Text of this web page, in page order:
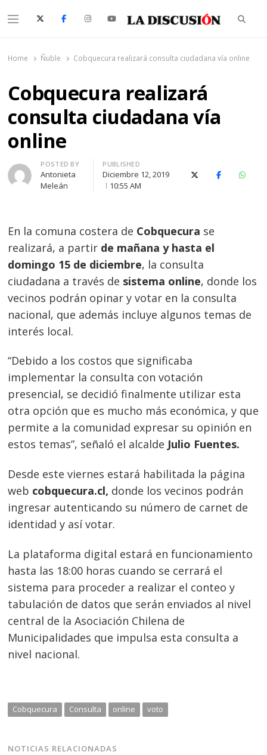
Menu
Home Ñuble Cobquecura realizará consulta ciudadana vía online
Cobquecura realizará
consulta ciudadana vía
online
Author
POSTED BY
Antonieta
Meleán
PUBLISHED
Diciembre 12, 2019
10:55 AM
X (Twitter)Facebook
En la comuna costera de Cobquecura se
realizará, a partir de mañana y hasta el
domingo 15 de diciembre, la consulta
ciudadana a través de sistema online, donde los
vecinos podrán opinar y votar en la consulta
nacional, que además incluye algunos temas de
interés local.
“Debido a los costos que significaba
implementar la consulta con votación
presencial, se decidió finalmente utilizar esta
otra opción que es mucho más económica, y que
permite a la comunidad expresar su opinión en
estos temas”, señaló el alcalde Julio Fuentes.
Desde este viernes estará habilitada la página
web cobquecura.cl, donde los vecinos podrán
ingresar autenticando su número de carnet de
identidad y así votar.
La plataforma digital estará en funcionamiento
hasta las 18:00 horas cuando se cerrará el
sistema para proceder a realizar el conteo y
tabulación de datos que serán enviados al nivel
central de la Asociación Chilena de
Municipalidades que impulsa esta consulta a
nivel nacional.
Cobquecura Consulta online voto
NOTICIAS RELACIONADAS
de